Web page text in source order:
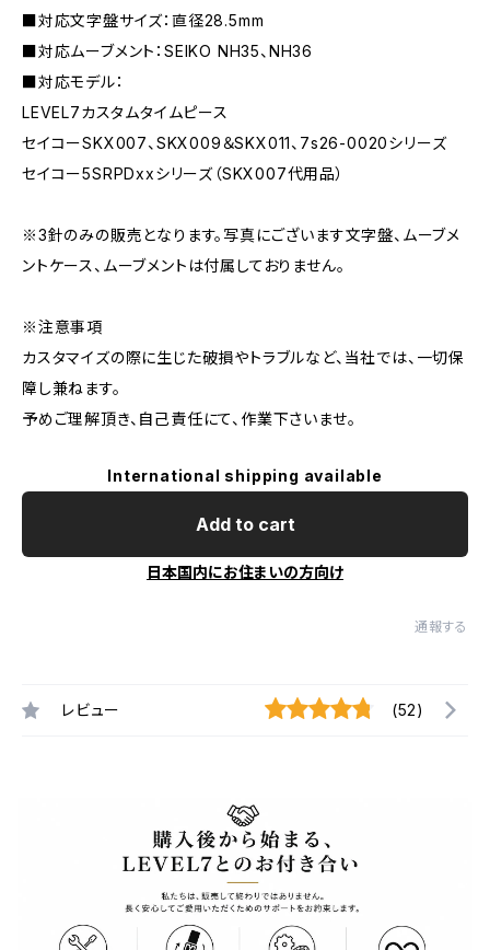
■対応文字盤サイズ：直径28.5mm
■対応ムーブメント：SEIKO NH35、NH36
■対応モデル：
LEVEL7カスタムタイムピース
セイコーSKX007、SKX009＆SKX011、7s26-0020シリーズ
セイコー5SRPDxxシリーズ（SKX007代用品）
※3針のみの販売となります。写真にございます文字盤、ムーブメ
ントケース、ムーブメントは付属しておりません。
※注意事項
カスタマイズの際に生じた破損やトラブルなど、当社では、一切保
障し兼ねます。
予めご理解頂き、自己責任にて、作業下さいませ。
International shipping available
Add to cart
日本国内にお住まいの方向け
通報する
レビュー (52)